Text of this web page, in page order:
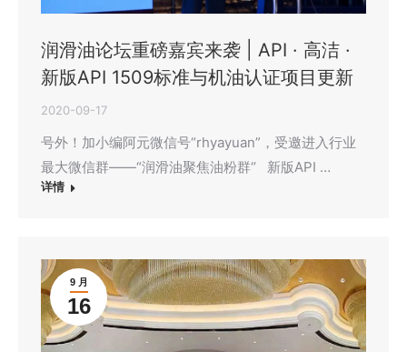
润滑油论坛重磅嘉宾来袭 | API · 高洁 ·
新版API 1509标准与机油认证项目更新
2020-09-17
号外！加小编阿元微信号“rhyayuan”，受邀进入行业
最大微信群——“润滑油聚焦油粉群‘’ 新版API …
详情
9 月
16